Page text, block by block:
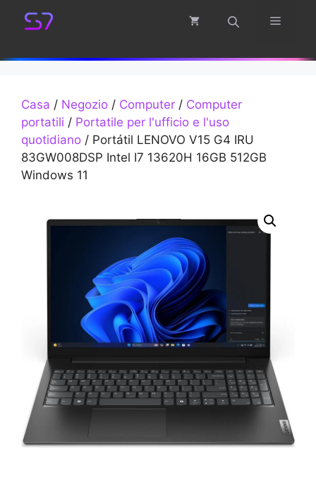
Menu
Casa / Negozio / Computer / Computer
portatili / Portatile per l'ufficio e l'uso
quotidiano / Portátil LENOVO V15 G4 IRU
83GW008DSP Intel I7 13620H 16GB 512GB
Windows 11